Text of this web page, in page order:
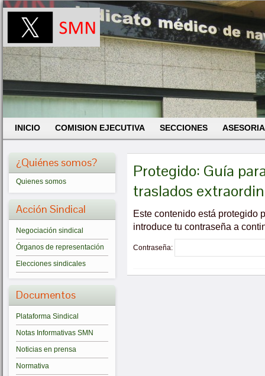
INICIO COMISION EJECUTIVA SECCIONES
¿Quiénes somos?
Quienes somos
Acción Sindical
Negociación sindical
Órganos de representación
Elecciones sindicales
Documentos
Plataforma Sindical
Notas Informativas SMN
Noticias en prensa
Normativa
Protegido: Guía
traslados
Este contenido está protegido
introduce tu contraseña a
Contraseña: